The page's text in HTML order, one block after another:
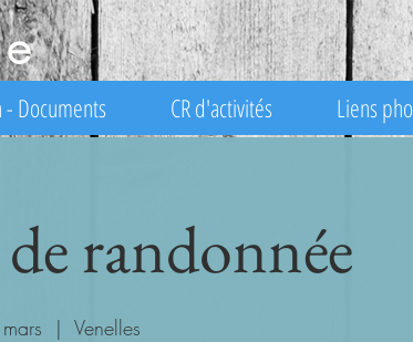
Documents CR d'activités Liens
randonnée
  |
Venelles